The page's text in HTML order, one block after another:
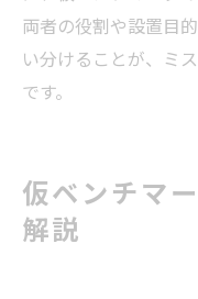
両者の役割や設置目
い分けることが、ミ
です。
仮ベンチマ
解説